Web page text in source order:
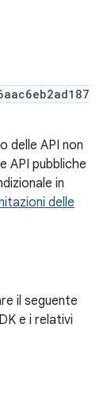
delle API non
API pubbliche
in
delle
il seguente
e i relativi